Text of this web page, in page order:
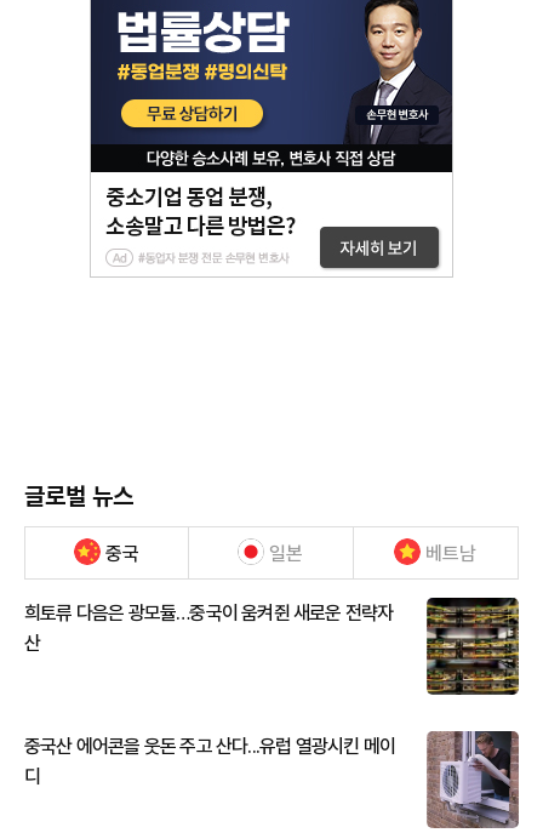
글로벌 뉴스
중국 일본 베트남
희토류 다음은 광모듈…중국이 움켜쥔 새로운 전략자
산
중국산 에어콘을 웃돈 주고 산다...유럽 열광시킨 메이
디